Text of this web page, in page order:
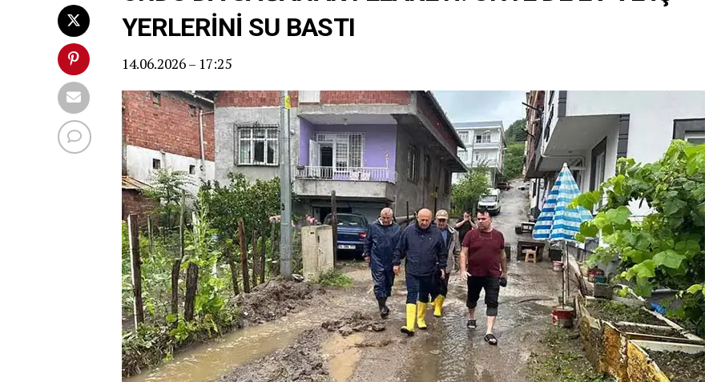
YERLERİNİ SU BASTI
14.06.2026 – 17:25